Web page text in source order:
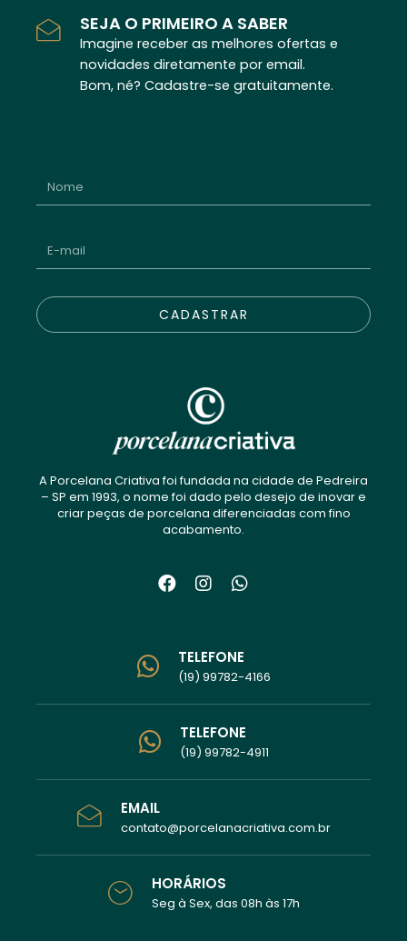
SEJA O PRIMEIRO A SABER
Imagine receber as melhores ofertas e
novidades diretamente por email.
Bom, né? Cadastre-se gratuitamente.
CADASTRAR
A Porcelana Criativa foi fundada na cidade de Pedreira
– SP em 1993, o nome foi dado pelo desejo de inovar e
criar peças de porcelana diferenciadas com fino
acabamento.
TELEFONE
(19) 99782-4166
TELEFONE
(19) 99782-4911
EMAIL
contato@porcelanacriativa.com.br
HORÁRIOS
Seg à Sex, das 08h às 17h